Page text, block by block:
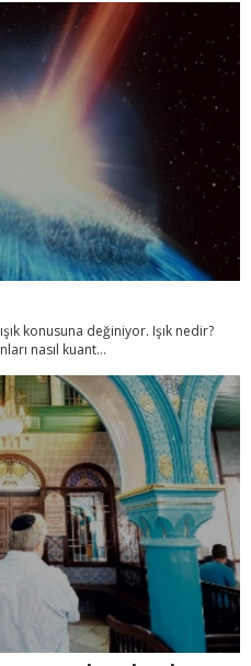
konusuna değiniyor. Işık nedir?
nasıl kuant...